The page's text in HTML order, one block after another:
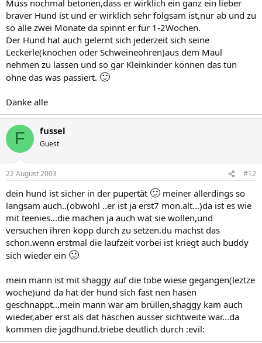
Muss nochmal betonen,dass er wirklich ein ganz ein lieber
braver Hund ist und er wirklich sehr folgsam ist,nur ab und zu
so alle zwei Monate da spinnt er für 1-2Wochen.
Der Hund hat auch gelernt sich jederzeit sich seine
Leckerle(knochen oder Schweineohren)aus dem Maul
nehmen zu lassen und so gar Kleinkinder können das tun
ohne das was passiert. 🙂
Danke alle
F fussel
Guest
22 August 2003 #12
dein hund ist sicher in der pupertät 🙂 meiner allerdings so
langsam auch..(obwohl ..er ist ja erst7 mon.alt...)da ist es wie
mit teenies...die machen ja auch wat sie wollen,und
versuchen ihren kopp durch zu setzen.du machst das
schon.wenn erstmal die laufzeit vorbei ist kriegt auch buddy
sich wieder ein 🙂
mein mann ist mit shaggy auf die tobe wiese gegangen(leztze
woche)und da hat der hund sich fast nen hasen
geschnappt...mein mann war am brüllen,shaggy kam auch
wieder,aber erst als dat häschen ausser sichtweite war...da
kommen die jagdhund.triebe deutlich durch :evil: